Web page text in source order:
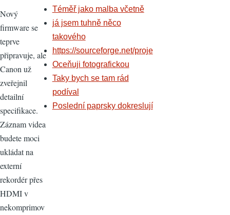
Nový
firmware se
teprve
připravuje, ale
Canon už
zveřejnil
detailní
specifikace.
Záznam videa
budete moci
ukládat na
externí
rekordér přes
HDMI v
nekomprimov
Téměř jako malba včetně
já jsem tuhně něco
takového
https://sourceforge.net/proje
Oceňuji fotografickou
Taky bych se tam rád
podíval
Poslední paprsky dokreslují